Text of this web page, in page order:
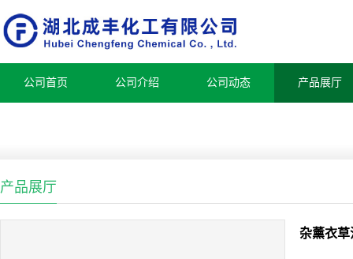
公司首页 公司介绍 公司动态 产品展厅
产品展厅
杂薰衣草